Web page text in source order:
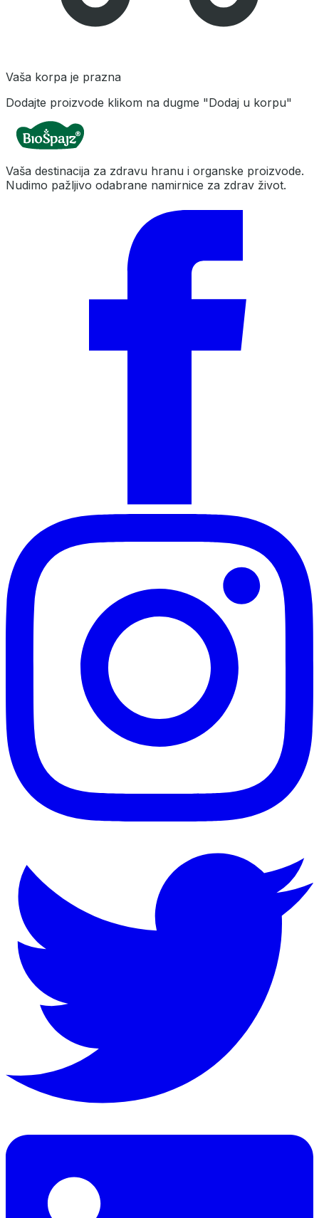
Vaša korpa je prazna
Dodajte proizvode klikom na dugme "Dodaj u korpu"
Vaša destinacija za zdravu hranu i organske proizvode.
Nudimo pažljivo odabrane namirnice za zdrav život.